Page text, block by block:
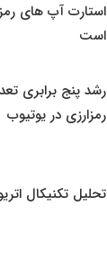
استارت‌ آپ‌ های
است
رشد پنج برابری
رمزارزی در یوتیوب
تحلیل تکنیکال اتریوم؛